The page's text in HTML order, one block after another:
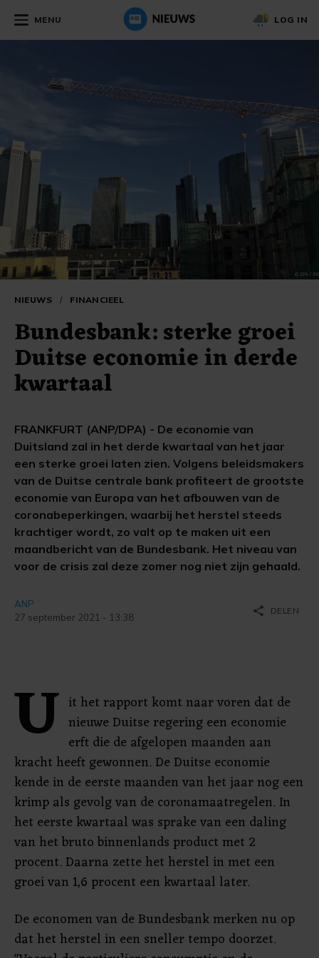
MENU LOG IN
NIEUWS / FINANCIEEL
Bundesbank: sterke groei
Duitse economie in derde
kwartaal
FRANKFURT (ANP/DPA) - De economie van
Duitsland zal in het derde kwartaal van het jaar
een sterke groei laten zien. Volgens beleidsmakers
van de Duitse centrale bank profiteert de grootste
economie van Europa van het afbouwen van de
coronabeperkingen, waarbij het herstel steeds
krachtiger wordt, zo valt op te maken uit een
maandbericht van de Bundesbank. Het niveau van
voor de crisis zal deze zomer nog niet zijn gehaald.
ANP
27 september 2021 - 13:38
share DELEN
U it het rapport komt naar voren dat de
nieuwe Duitse regering een economie
erft die de afgelopen maanden aan
kracht heeft gewonnen. De Duitse economie
kende in de eerste maanden van het jaar nog een
krimp als gevolg van de coronamaatregelen. In
het eerste kwartaal was sprake van een daling
van het bruto binnenlands product met 2
procent. Daarna zette het herstel in met een
groei van 1,6 procent een kwartaal later.
De economen van de Bundesbank merken nu op
dat het herstel in een sneller tempo doorzet.